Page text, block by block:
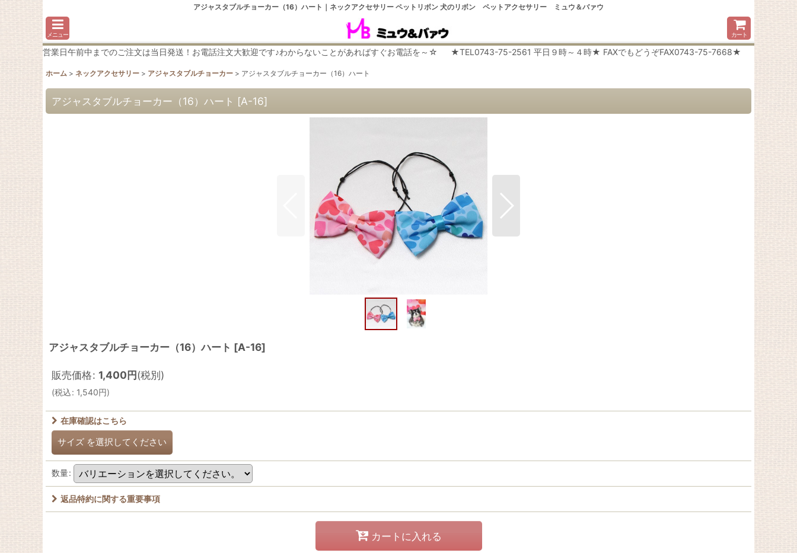
アジャスタブルチョーカー（16）ハート｜ネックアクセサリー ペットリボン 犬のリボン ペットアクセサリー ミュウ＆バァウ
メニュー カート
営業日午前中までのご注文は当日発送！お電話注文大歓迎です♪わからないことがあればすぐお電話を～☆ ★TEL0743-75-2561 平日９時～４時★ FAXでもどうぞFAX0743-75-7668★
ホーム > ネックアクセサリー > アジャスタブルチョーカー > アジャスタブルチョーカー（16）ハート
アジャスタブルチョーカー（16）ハート [A-16]
アジャスタブルチョーカー（16）ハート [A-16]
販売価格: 1,400円(税別)
(税込: 1,540円)
在庫確認はこちら
サイズ を選択してください
数量:
返品特約に関する重要事項
カートに入れる